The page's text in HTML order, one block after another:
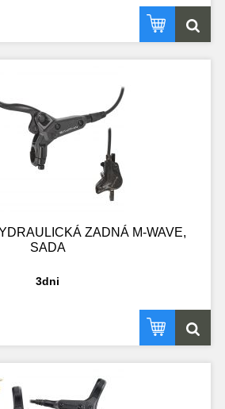
ZADNÁ M-WAVE,
SADA
3dni